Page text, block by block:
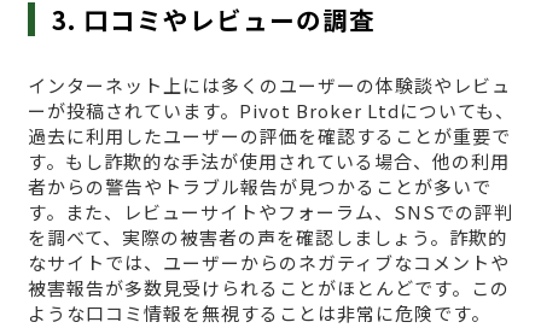
3. 口コミやレビューの調査
インターネット上には多くのユーザーの体験談やレビュ
ーが投稿されています。Pivot Broker Ltdについても、
過去に利用したユーザーの評価を確認することが重要で
す。もし詐欺的な手法が使用されている場合、他の利用
者からの警告やトラブル報告が見つかることが多いで
す。また、レビューサイトやフォーラム、SNSでの評判
を調べて、実際の被害者の声を確認しましょう。詐欺的
なサイトでは、ユーザーからのネガティブなコメントや
被害報告が多数見受けられることがほとんどです。この
ような口コミ情報を無視することは非常に危険です。